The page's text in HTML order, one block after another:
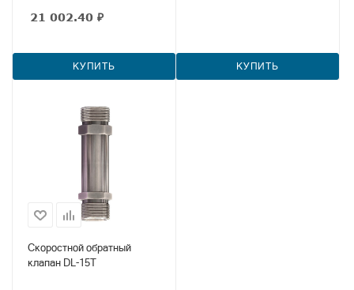
21 002.40 ₽
КУПИТЬ КУПИТЬ
Скоростной обратный
клапан DL-15T